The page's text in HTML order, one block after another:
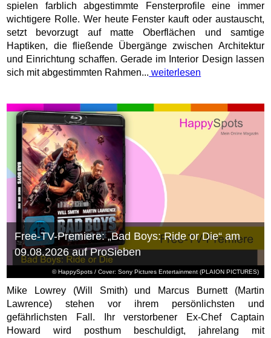
spielen farblich abgestimmte Fensterprofile eine immer
wichtigere Rolle. Wer heute Fenster kauft oder austauscht,
setzt bevorzugt auf matte Oberflächen und samtige
Haptiken, die fließende Übergänge zwischen Architektur
und Einrichtung schaffen. Gerade im Interior Design lassen
sich mit abgestimmten Rahmen... weiterlesen
© HappySpots / Cover: Sony Pictures Entertainment (PLAION PICTURES)
Free-TV-Premiere: „Bad Boys: Ride or Die“ am
09.08.2026 auf ProSieben
Mike Lowrey (Will Smith) und Marcus Burnett (Martin
Lawrence) stehen vor ihrem persönlichsten und
gefährlichsten Fall. Ihr verstorbener Ex-Chef Captain
Howard wird posthum beschuldigt, jahrelang mit